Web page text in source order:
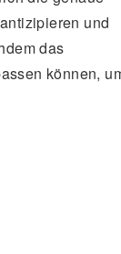
und
das
können,